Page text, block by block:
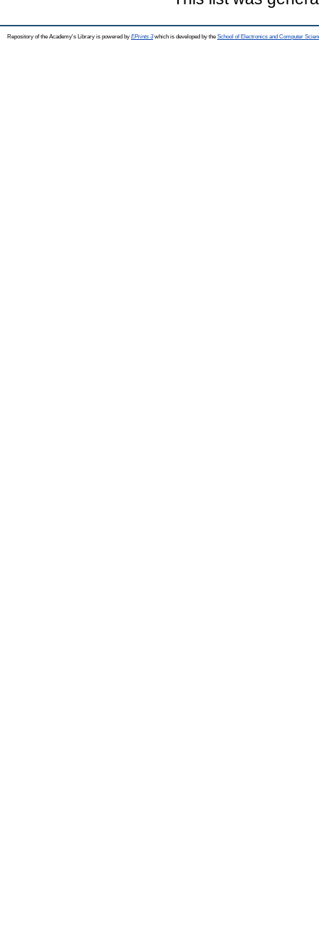
Repository of the Academy's Library is powered by EPrints 3which is developed by the School of Electronics and Computer